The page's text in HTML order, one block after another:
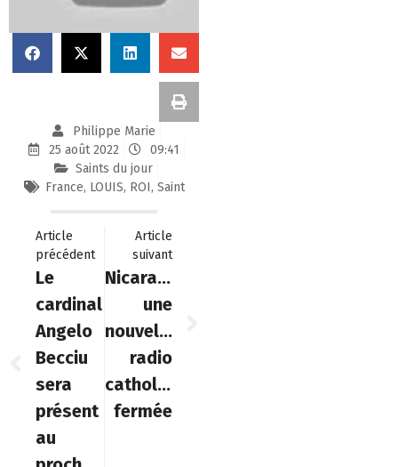
Philippe Marie
25 août 2022
09:41
Saints du jour
France, LOUIS, ROI, Saint
Article
précédent
Le
cardinal
Angelo
Becciu
sera
présent
au
Article
suivant
Nicaragua,
une
nouvelle
radio
catholique
fermée